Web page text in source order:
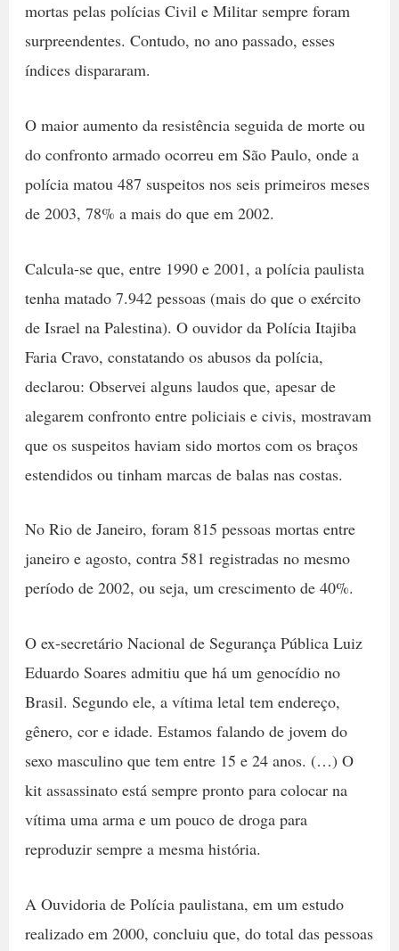
mortas pelas polícias Civil e Militar sempre foram
surpreendentes. Contudo, no ano passado, esses
índices dispararam.
O maior aumento da resistência seguida de morte ou
do confronto armado ocorreu em São Paulo, onde a
polícia matou 487 suspeitos nos seis primeiros meses
de 2003, 78% a mais do que em 2002.
Calcula-se que, entre 1990 e 2001, a polícia paulista
tenha matado 7.942 pessoas (mais do que o exército
de Israel na Palestina). O ouvidor da Polícia Itajiba
Faria Cravo, constatando os abusos da polícia,
declarou: Observei alguns laudos que, apesar de
alegarem confronto entre policiais e civis, mostravam
que os suspeitos haviam sido mortos com os braços
estendidos ou tinham marcas de balas nas costas.
No Rio de Janeiro, foram 815 pessoas mortas entre
janeiro e agosto, contra 581 registradas no mesmo
período de 2002, ou seja, um crescimento de 40%.
O ex-secretário Nacional de Segurança Pública Luiz
Eduardo Soares admitiu que há um genocídio no
Brasil. Segundo ele, a vítima letal tem endereço,
gênero, cor e idade. Estamos falando de jovem do
sexo masculino que tem entre 15 e 24 anos. (…) O
kit assassinato está sempre pronto para colocar na
vítima uma arma e um pouco de droga para
reproduzir sempre a mesma história.
A Ouvidoria de Polícia paulistana, em um estudo
realizado em 2000, concluiu que, do total das pessoas